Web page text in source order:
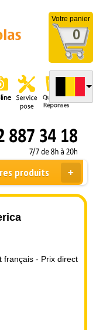
Votre panier
0
produits
français - Prix direct